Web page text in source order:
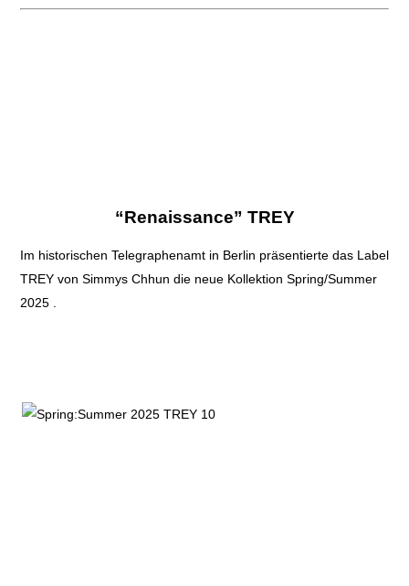
“Renaissance” TREY
Im historischen Telegraphenamt in Berlin präsentierte das Label
TREY von Simmys Chhun die neue Kollektion Spring/Summer
2025 .